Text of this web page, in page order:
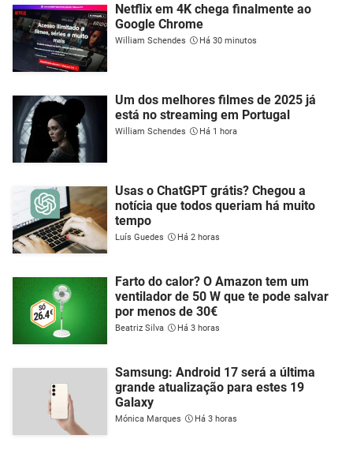
Netflix em 4K chega finalmente ao
Google Chrome
William Schendes Há 30 minutos
Um dos melhores filmes de 2025 já
está no streaming em Portugal
William Schendes Há 1 hora
Usas o ChatGPT grátis? Chegou a
notícia que todos queriam há muito
tempo
Luís Guedes Há 2 horas
Farto do calor? O Amazon tem um
ventilador de 50 W que te pode salvar
por menos de 30€
Beatriz Silva Há 3 horas
Samsung: Android 17 será a última
grande atualização para estes 19
Galaxy
Mónica Marques Há 3 horas